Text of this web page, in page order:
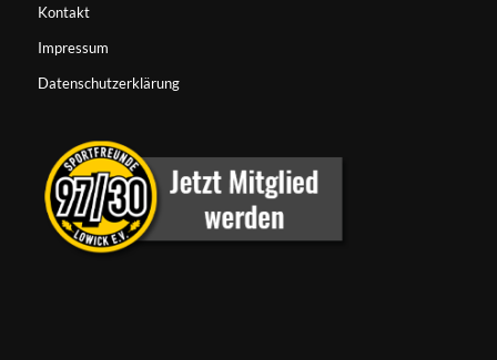
Kontakt
Impressum
Datenschutzerklärung